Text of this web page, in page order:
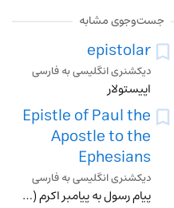
جست‌وجوی مشابه
epistolar
دیکشنری انگلیسی به فارسی
اپیستولار
Epistle of Paul the
Apostle to the
Ephesians
دیکشنری انگلیسی به فارسی
پیام رسول به پیامبر اکرم (ص)